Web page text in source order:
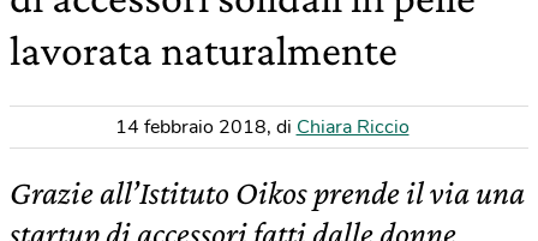
lavorata naturalmente
14 febbraio 2018, di Chiara Riccio
Grazie all’Istituto Oikos prende il via una
startup di accessori fatti dalle donne